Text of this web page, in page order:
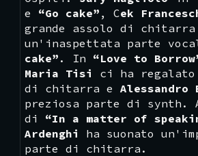
e “Go cake” , Cek
grande assolo di chitarra
un'inaspettata parte
cake” . In “Love to
Maria Tisi
ci ha regalato
di chitarra e Alessandro
preziosa parte di synth.
di “In a matter of
Ardenghi
ha suonato
parte di chitarra.